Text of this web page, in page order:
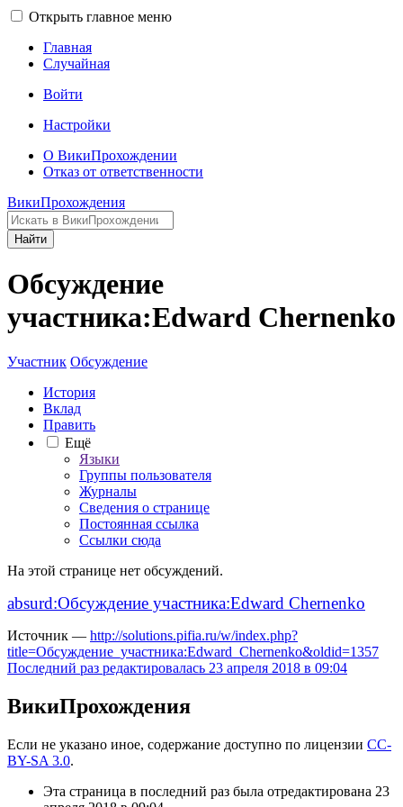
Открыть главное меню
Главная
Случайная
Войти
Настройки
О ВикиПрохождении
Отказ от ответственности
ВикиПрохождения
Найти
Обсуждение
участника:Edward Chernenko
Участник Обсуждение
История
Вклад
Править
Ещё
Языки
Группы пользователя
Журналы
Сведения о странице
Постоянная ссылка
Ссылки сюда
На этой странице нет обсуждений.
absurd:Обсуждение участника:Edward Chernenko
Источник — http://solutions.pifia.ru/w/index.php?
title=Обсуждение_участника:Edward_Chernenko&oldid=1357
Последний раз редактировалась 23 апреля 2018 в 09:04
ВикиПрохождения
Если не указано иное, содержание доступно по лицензии CC-
BY-SA 3.0.
Эта страница в последний раз была отредактирована 23